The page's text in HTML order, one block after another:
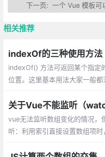
下一页: 一个 Vue 模板可
相关推荐
indexOf的三种使用方法
indexOf() 方法可返回某个指定
位置。这里基本用法大家一般
关于Vue不能监听（
vue无法监听数组变化的情况，
听：利用索引直接设置数组项